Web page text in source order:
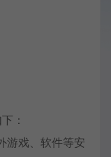
：
游戏、软件等安